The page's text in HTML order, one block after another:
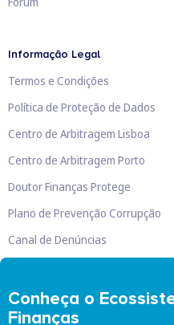
Conheça o
Finanças
Informação Legal
Termos e Condições
Política de Proteção de Dados
Centro de Arbitragem Lisboa
Centro de Arbitragem Porto
Doutor Finanças Protege
Plano de Prevenção Corrupção
Canal de Denúncias